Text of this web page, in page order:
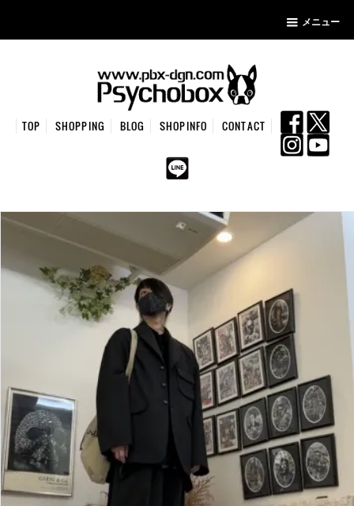
メニュー
TOP SHOPPING BLOG SHOPINFO CONTACT